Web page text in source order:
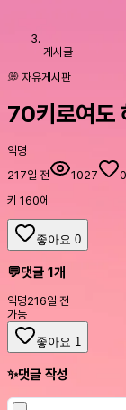
게시글
💭 자유게시판
70키로여도
익명
217일 전
1027
0
키 160에
좋아요 0
💬댓글 1개
익명216일 전
가눙
좋아요 1
✨댓글 작성